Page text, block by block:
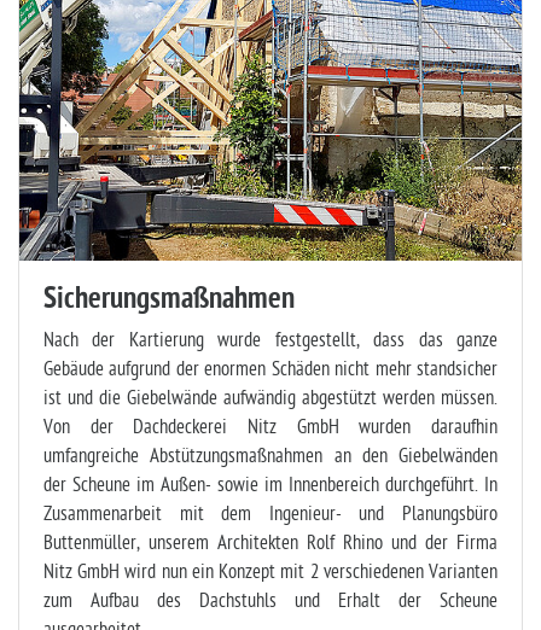
Sicherungsmaßnahmen
Nach der Kartierung wurde festgestellt, dass das ganze
Gebäude aufgrund der enormen Schäden nicht mehr standsicher
ist und die Giebelwände aufwändig abgestützt werden müssen.
Von der Dachdeckerei Nitz GmbH wurden daraufhin
umfangreiche Abstützungsmaßnahmen an den Giebelwänden
der Scheune im Außen- sowie im Innenbereich durchgeführt. In
Zusammenarbeit mit dem Ingenieur- und Planungsbüro
Buttenmüller, unserem Architekten Rolf Rhino und der Firma
Nitz GmbH wird nun ein Konzept mit 2 verschiedenen Varianten
zum Aufbau des Dachstuhls und Erhalt der Scheune